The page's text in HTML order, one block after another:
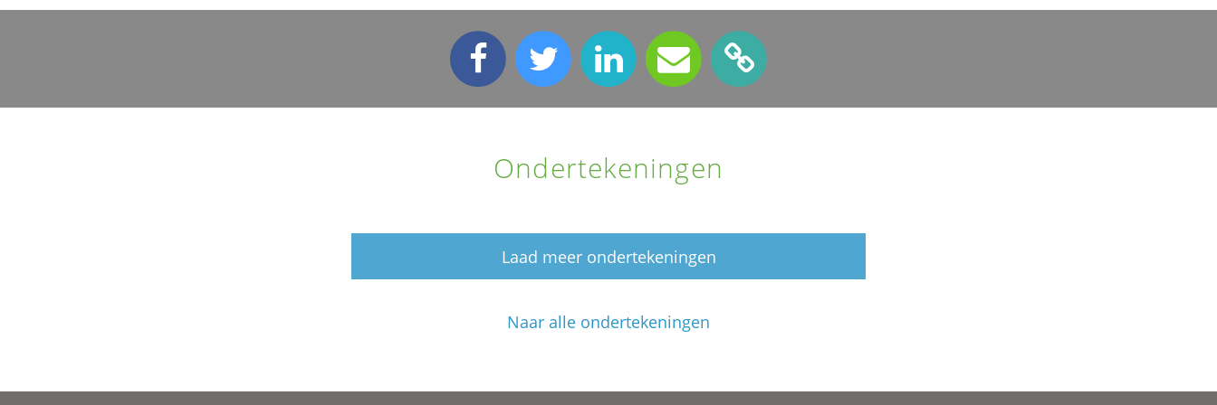
Ondertekeningen
Laad meer ondertekeningen
Naar alle ondertekeningen